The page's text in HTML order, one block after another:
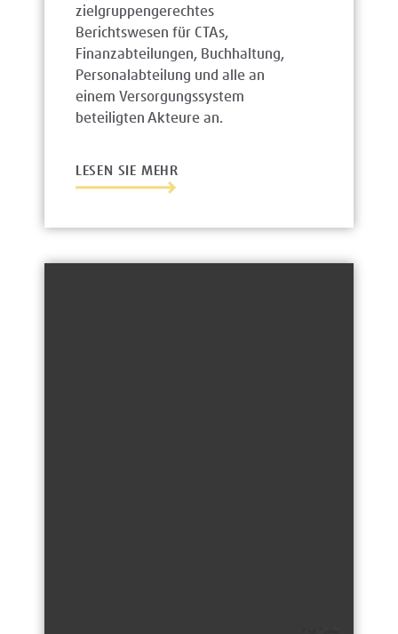
zielgruppengerechtes
Berichtswesen für CTAs,
Finanzabteilungen, Buchhaltung,
Personalabteilung und alle an
einem Versorgungssystem
beteiligten Akteure an.
LESEN SIE MEHR